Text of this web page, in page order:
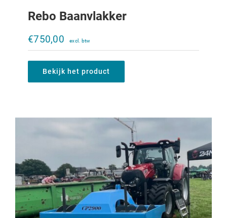
Rebo Baanvlakker
€750,00
Bekijk het product
€8.750,00